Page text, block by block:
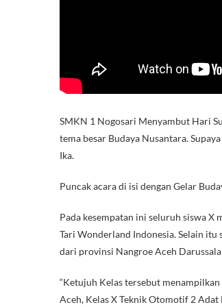
SMKN 1 Nogosari Menyambut Hari
tema besar Budaya Nusantara.
Ika.
Puncak acara di isi dengan Gelar
Pada kesempatan ini seluruh siswa X
Tari Wonderland Indonesia. Selain
dari provinsi Nangroe Aceh
“Ketujuh Kelas tersebut
Aceh, Kelas X Teknik Otomotif 2 Adat